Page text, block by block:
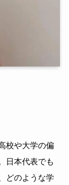
校や大学の偏
日本代表でも
どのような学